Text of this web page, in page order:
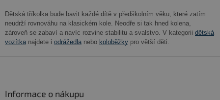
v
k
y
v
Dětská tříkolka bude bavit každé dítě v předškolním věku, které zatím
neudrží rovnováhu na klasickém kole. Neodře si tak hned kolena,
zároveň se zabaví a navíc rozvine stabilitu a svalstvo. V kategorii dětská
vozítka najdete i odrážedla nebo koloběžky pro větší děti.
Informace o nákupu